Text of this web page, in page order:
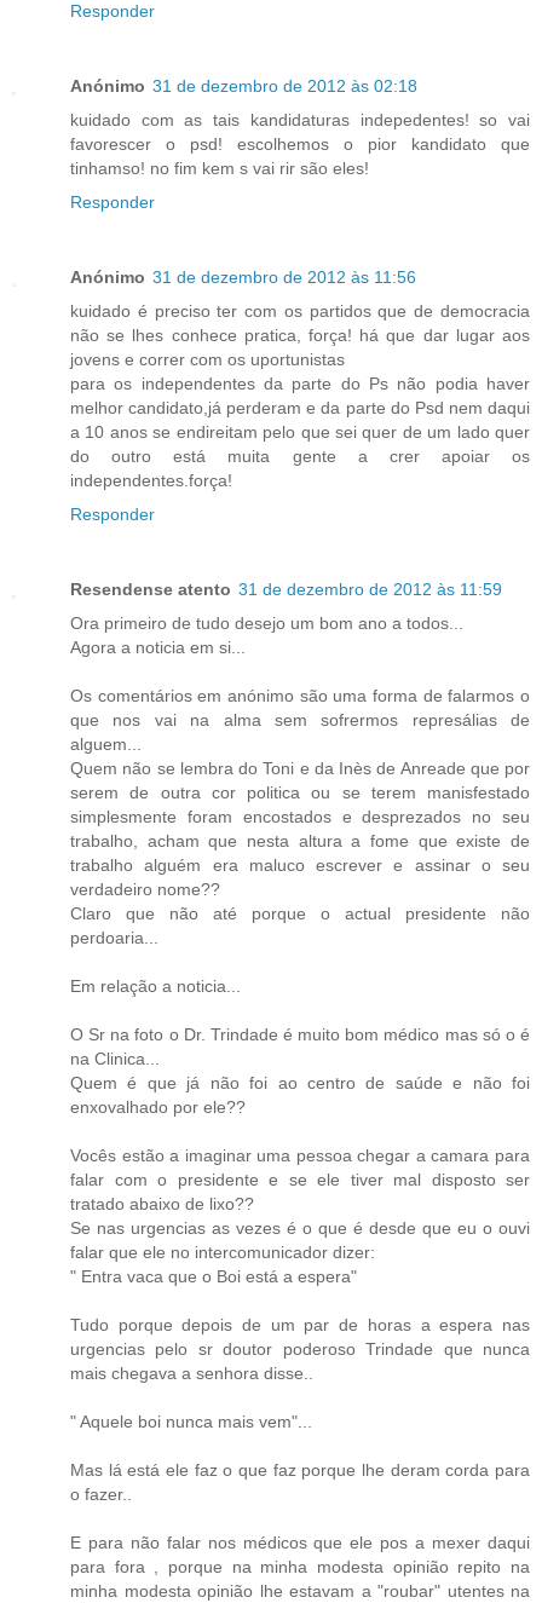
Responder
Anónimo 31 de dezembro de 2012 às 02:18
kuidado com as tais kandidaturas indepedentes! so vai
favorescer o psd! escolhemos o pior kandidato que
tinhamso! no fim kem s vai rir são eles!
Responder
Anónimo 31 de dezembro de 2012 às 11:56
kuidado é preciso ter com os partidos que de democracia
não se lhes conhece pratica, força! há que dar lugar aos
jovens e correr com os uportunistas
para os independentes da parte do Ps não podia haver
melhor candidato,já perderam e da parte do Psd nem daqui
a 10 anos se endireitam pelo que sei quer de um lado quer
do outro está muita gente a crer apoiar os
independentes.força!
Responder
Resendense atento 31 de dezembro de 2012 às 11:59
Ora primeiro de tudo desejo um bom ano a todos...
Agora a noticia em si...
Os comentários em anónimo são uma forma de falarmos o
que nos vai na alma sem sofrermos represálias de
alguem...
Quem não se lembra do Toni e da Inès de Anreade que por
serem de outra cor politica ou se terem manisfestado
simplesmente foram encostados e desprezados no seu
trabalho, acham que nesta altura a fome que existe de
trabalho alguém era maluco escrever e assinar o seu
verdadeiro nome??
Claro que não até porque o actual presidente não
perdoaria...
Em relação a noticia...
O Sr na foto o Dr. Trindade é muito bom médico mas só o é
na Clinica...
Quem é que já não foi ao centro de saúde e não foi
enxovalhado por ele??
Vocês estão a imaginar uma pessoa chegar a camara para
falar com o presidente e se ele tiver mal disposto ser
tratado abaixo de lixo??
Se nas urgencias as vezes é o que é desde que eu o ouvi
falar que ele no intercomunicador dizer:
" Entra vaca que o Boi está a espera"
Tudo porque depois de um par de horas a espera nas
urgencias pelo sr doutor poderoso Trindade que nunca
mais chegava a senhora disse..
" Aquele boi nunca mais vem"...
Mas lá está ele faz o que faz porque lhe deram corda para
o fazer..
E para não falar nos médicos que ele pos a mexer daqui
para fora , porque na minha modesta opinião repito na
minha modesta opinião lhe estavam a "roubar" utentes na